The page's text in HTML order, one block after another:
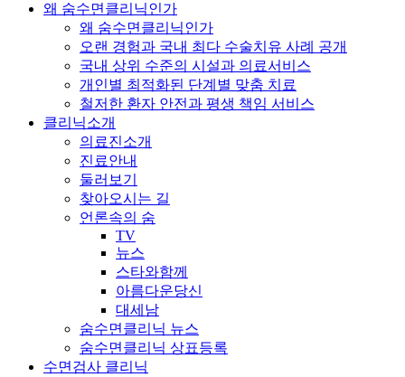
왜 숨수면클리닉인가
왜 숨수면클리닉인가
오랜 경험과 국내 최다 수술치유 사례 공개
국내 상위 수준의 시설과 의료서비스
개인별 최적화된 단계별 맞춤 치료
철저한 환자 안전과 평생 책임 서비스
클리닉소개
의료진소개
진료안내
둘러보기
찾아오시는 길
언론속의 숨
TV
뉴스
스타와함께
아름다운당신
대세남
숨수면클리닉 뉴스
숨수면클리닉 상표등록
수면검사 클리닉